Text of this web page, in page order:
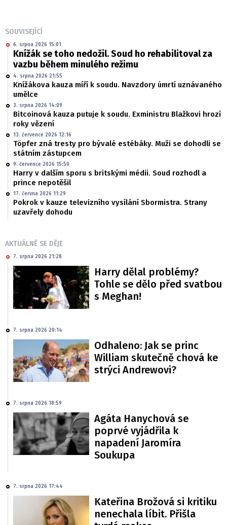
SOUVISEJÍCÍ
6. srpna 2026 15:01
Knížák se toho nedožil. Soud ho rehabilitoval za
vazbu během minulého režimu
4. srpna 2026 21:55
Knížákova kauza míří k soudu. Navzdory úmrtí uznávaného
umělce
3. srpna 2026 14:09
Bitcoinová kauza putuje k soudu. Exministru Blažkovi hrozí
roky vězení
13. července 2026 12:16
Töpfer zná tresty pro bývalé estébáky. Muži se dohodli se
státním zástupcem
9. července 2026 15:50
Harry v dalším sporu s britskými médii. Soud rozhodl a
prince nepotěšil
17. června 2026 11:29
Pokrok v kauze televizního vysílání Sbormistra. Strany
uzavřely dohodu
AKTUÁLNĚ SE DĚJE
7. srpna 2026 21:28
Harry dělal problémy?
Tohle se dělo před svatbou
s Meghan!
7. srpna 2026 20:14
Odhaleno: Jak se princ
William skutečně chová ke
strýci Andrewovi?
7. srpna 2026 18:59
Agáta Hanychová se
poprvé vyjádřila k
napadení Jaromíra
Soukupa
7. srpna 2026 17:44
Kateřina Brožová si kritiku
nenechala líbit. Přišla